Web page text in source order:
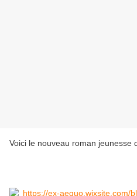
Voici le nouveau roman jeunesse